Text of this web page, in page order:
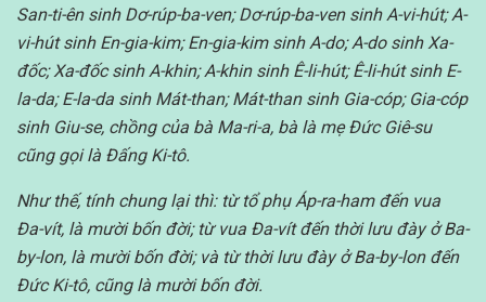
San-ti-ên sinh Dơ-rúp-ba-ven; Dơ-rúp-ba-ven sinh A-vi-hút; A-
vi-hút sinh En-gia-kim; En-gia-kim sinh A-do; A-do sinh Xa-
đốc; Xa-đốc sinh A-khin; A-khin sinh Ê-li-hút; Ê-li-hút sinh E-
la-da; E-la-da sinh Mát-than; Mát-than sinh Gia-cóp; Gia-cóp
sinh Giu-se, chồng của bà Ma-ri-a, bà là mẹ Đức Giê-su
cũng gọi là Đấng Ki-tô.
Như thế, tính chung lại thì: từ tổ phụ Áp-ra-ham đến vua
Đa-vít, là mười bốn đời; từ vua Đa-vít đến thời lưu đày ở Ba-
by-lon, là mười bốn đời; và từ thời lưu đày ở Ba-by-lon đến
Đức Ki-tô, cũng là mười bốn đời.